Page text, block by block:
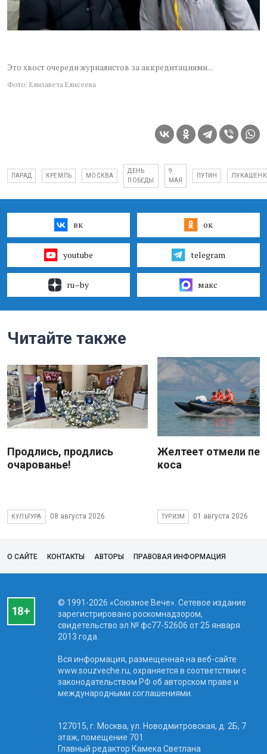
Это хвост очереди журналистов за аккредитациями...
Фото: Елизавета Елисеева
ПАРАД КРЕМЛЬ МОСКВА
ДЕНЬ
ПОБЕДЫ
9
МАЯ
ПУТИН
вк ок
youtube telegram
ru–by макс
Читайте также
Продлись, продлись
очарованье!
КУЛЬТУРА 08 августа 2026
Желтеет отмели
коса
ТУРИЗМ 01 августа 2026
О САЙТЕ КОНТАКТЫ АВТОРЫ ПРАВОВАЯ ИНФОРМАЦИЯ
© 1991-2026 «Союзное Вече». Сетевое издание
зарегистрировано роскомнадзором,
свидетельство эл № фc77-52606 от 25 января
2013 года.
Вся информация, размещенная на веб-сайте
www.souzveche.ru, охраняется в соответствии с
законодательством РФ об авторском праве и
международными соглашениями.
127015, г. Москва, ул. Новодмитровская, д. 2Б, 7
этаж, помещение 701
Главный редактор Камека Светлана